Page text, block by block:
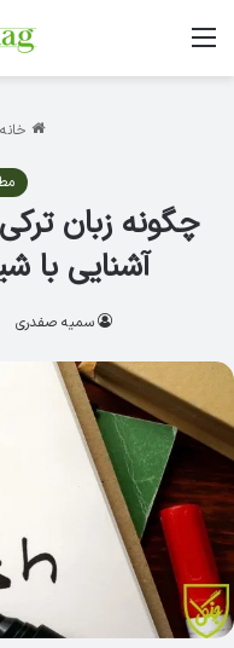
منو
خانه
چگونه زبان
آشنایی با
سمیه صفدری